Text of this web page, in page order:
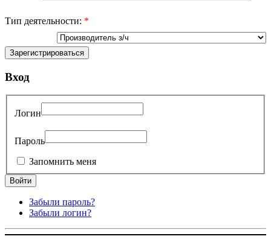
Тип деятельности: *
Вход
Логин
Пароль
Запомнить меня
Забыли пароль?
Забыли логин?